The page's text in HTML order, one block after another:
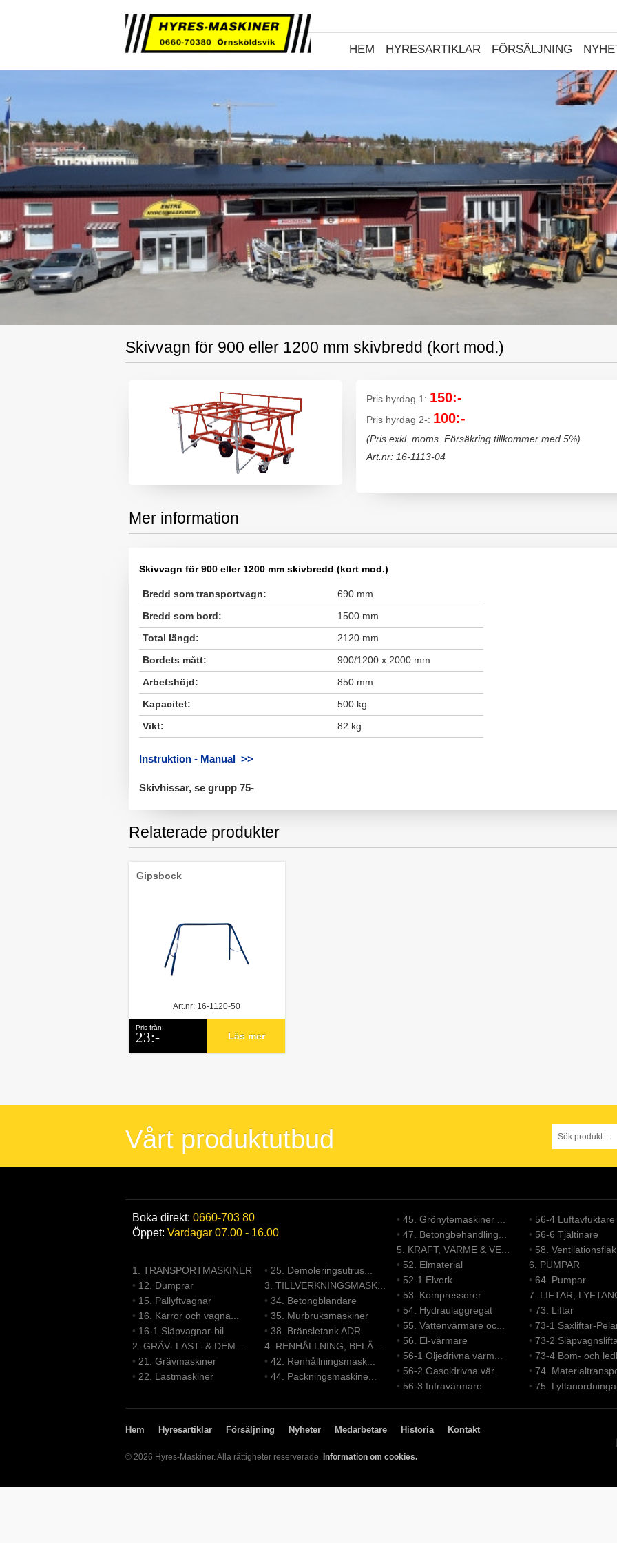
HEM HYRESARTIKLAR FÖRSÄLJNING
Skivvagn för 900 eller 1200 mm skivbredd (kort mod.)
Pris hyrdag 1: 150:-
Pris hyrdag 2-: 100:-
(Pris exkl. moms. Försäkring tillkommer med 5%)
Art.nr: 16-1113-04
Mer information
Skivvagn för 900 eller 1200 mm skivbredd (kort mod.)
Bredd som transportvagn:
690 mm
Bredd som bord:
1500 mm
Total längd:
2120 mm
Bordets mått:
900/1200 x 2000 mm
Arbetshöjd:
850 mm
Kapacitet:
500 kg
Vikt:
82 kg
Instruktion - Manual >>
Skivhissar, se grupp 75-
Relaterade produkter
Gipsbock
Art.nr: 16-1120-50
Pris från:
23:- Läs mer
Vårt produktutbud
Boka direkt: 0660-703 80
Öppet: Vardagar 07.00 - 16.00
1. TRANSPORTMASKINER
• 12. Dumprar
• 15. Pallyftvagnar
• 16. Kärror och vagna...
• 16-1 Släpvagnar-bil
2. GRÄV- LAST- & DEM...
• 21. Grävmaskiner
• 22. Lastmaskiner
• 25. Demoleringsutrus...
3. TILLVERKNINGSMASK...
• 34. Betongblandare
• 35. Murbruksmaskiner
• 38. Bränsletank ADR
4. RENHÅLLNING, BELÄ...
• 42. Renhållningsmask...
• 44. Packningsmaskine...
• 45. Grönytemaskiner ...
• 47. Betongbehandling...
5. KRAFT, VÄRME & VE...
• 52. Elmaterial
• 52-1 Elverk
• 53. Kompressorer
• 54. Hydraulaggregat
• 55. Vattenvärmare oc...
• 56. El-värmare
• 56-1 Oljedrivna värm...
• 56-2 Gasoldrivna vär...
• 56-3 Infravärmare
• 56-4 Luftavfuktare
• 56-6 Tjältinare
• 58.
6. PUMPAR
• 64. Pumpar
7. LIFTAR,
• 73. Liftar
• 73-1 Saxliftar-
• 73-2
• 73-4 Bom- och
• 74.
• 75.
Hem Hyresartiklar Försäljning Nyheter Medarbetare Historia Kontakt
© 2026 Hyres-Maskiner. Alla rättigheter reserverade. Information om cookies.